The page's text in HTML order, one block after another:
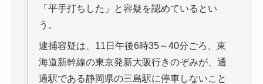
「平手打ちした」と容疑を認めているとい
う。
逮捕容疑は、11日午後6時35～40分ごろ、東
海道新幹線の東京発新大阪行きのぞみが、通
過駅である静岡県の三島駅に停車しないこと